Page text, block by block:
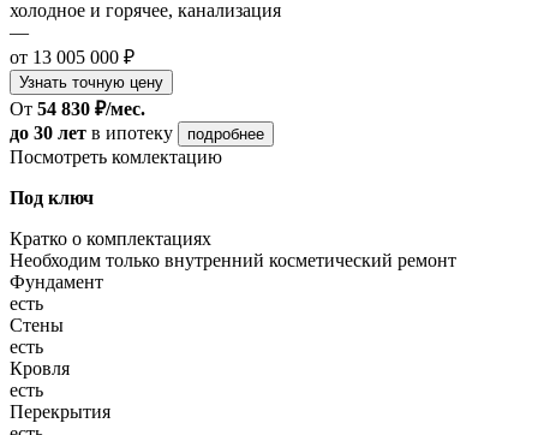
холодное и горячее, канализация
—
от 13 005 000 ₽
Узнать точную цену
От 54 830 ₽/мес.
до 30 лет в ипотеку подробнее
Посмотреть комлектацию
Под ключ
Кратко о комплектациях
Необходим только внутренний косметический ремонт
Фундамент
есть
Стены
есть
Кровля
есть
Перекрытия